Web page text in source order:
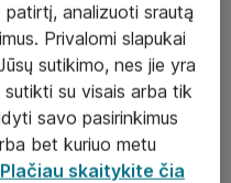
analizuoti srautą
Privalomi slapukai
sutikimo, nes jie yra
sutikti su visais arba tik
savo pasirinkimus
bet kuriuo metu
Plačiau skaitykite čia